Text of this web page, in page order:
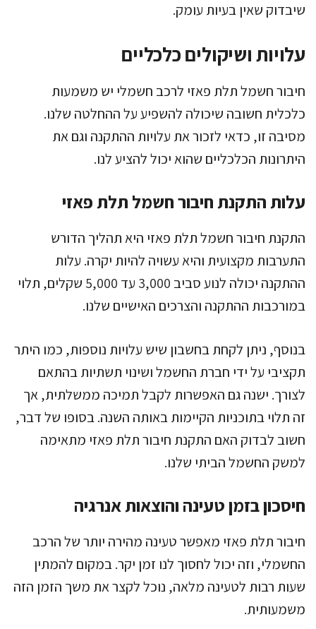
שיבדוק שאין בעיות עומק.
עלויות ושיקולים כלכליים
חיבור חשמל תלת פאזי לרכב חשמלי יש משמעות
כלכלית חשובה שיכולה להשפיע על ההחלטה שלנו.
מסיבה זו, כדאי לזכור את עלויות ההתקנה וגם את
היתרונות הכלכליים שהוא יכול להציע לנו.
עלות התקנת חיבור חשמל תלת פאזי
התקנת חיבור חשמל תלת פאזי היא תהליך הדורש
התערבות מקצועית והיא עשויה להיות יקרה. עלות
ההתקנה יכולה לנוע סביב 3,000 עד 5,000 שקלים, תלוי
במורכבות ההתקנה והצרכים האישיים שלנו.
בנוסף, ניתן לקחת בחשבון שיש עלויות נוספות, כמו היתר
תקציבי על ידי חברת החשמל ושינוי תשתיות בהתאם
לצורך. ישנה גם האפשרות לקבל תמיכה ממשלתית, אך
זה תלוי בתוכניות הקיימות באותה השנה. בסופו של דבר,
חשוב לבדוק האם התקנת חיבור תלת פאזי מתאימה
למשק החשמל הביתי שלנו.
חיסכון בזמן טעינה והוצאות אנרגיה
חיבור תלת פאזי מאפשר טעינה מהירה יותר של הרכב
החשמלי, וזה יכול לחסוך לנו זמן יקר. במקום להמתין
שעות רבות לטעינה מלאה, נוכל לקצר את משך הזמן הזה
משמעותית.